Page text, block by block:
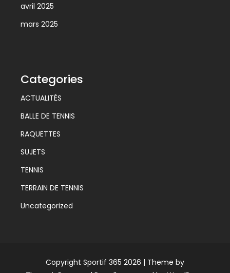
avril 2025
mars 2025
Categories
ACTUALITÉS
BALLE DE TENNIS
RAQUETTES
SUJETS
TENNIS
TERRAIN DE TENNIS
Uncategorized
Copyright Sportif 365 2026 | Theme by